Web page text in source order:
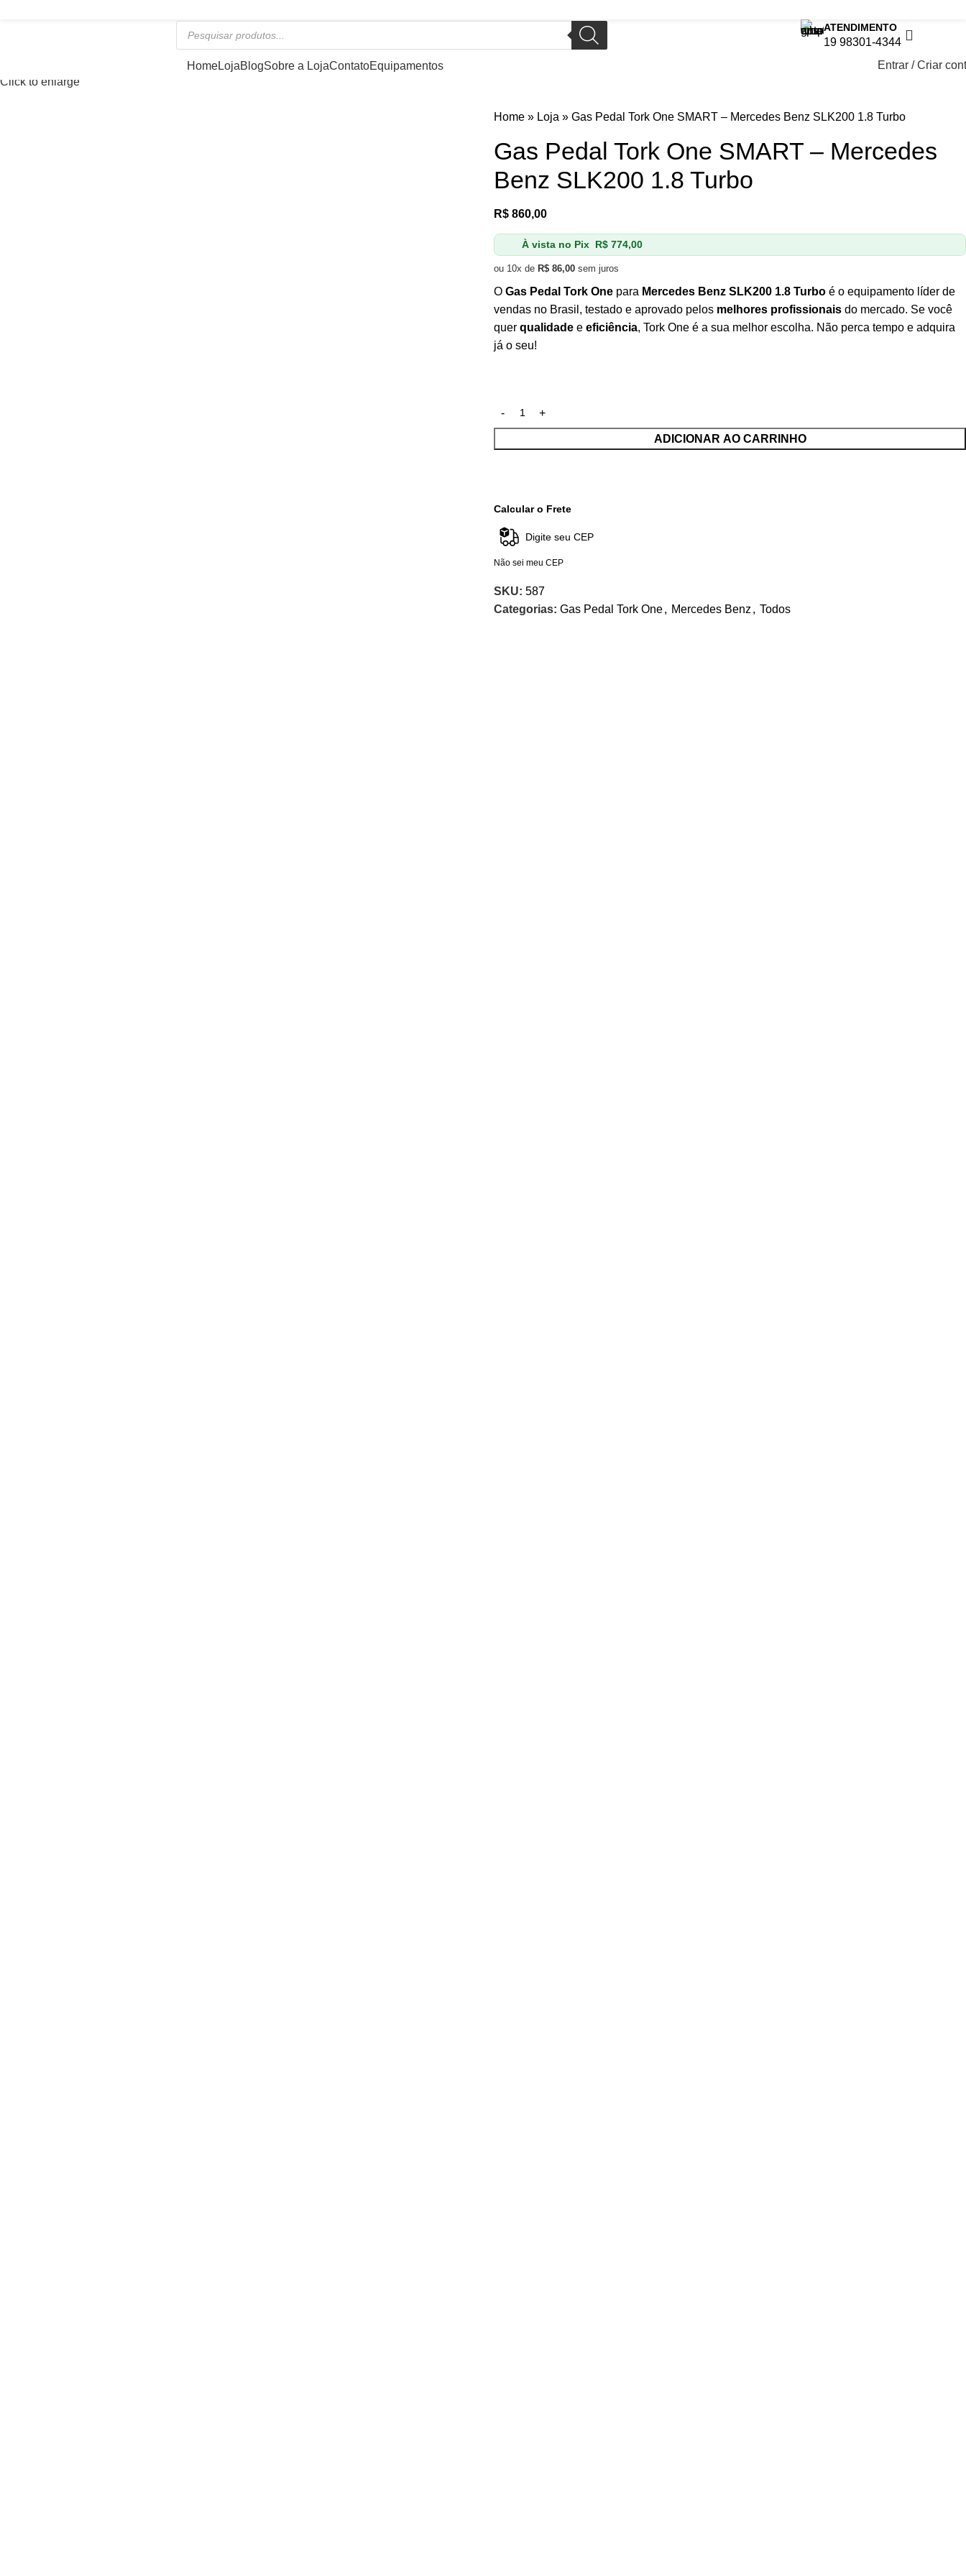
ATENDIMENTO
19 98301-4344
HomeLojaBlogSobre a LojaContatoEquipamentos
Entrar / Criar
Click to enlarge
Home » Loja » Gas Pedal Tork One SMART – Mercedes Benz SLK200 1.8 Turbo
Gas Pedal Tork One SMART – Mercedes
Benz SLK200 1.8 Turbo
R$ 860,00
À vista no Pix R$774,00
ou 10x de R$ 86,00 sem juros
O Gas Pedal Tork One para Mercedes Benz SLK200 1.8 Turbo é o equipamento líder de
vendas no Brasil, testado e aprovado pelos melhores profissionais do mercado. Se você
quer qualidade e eficiência, Tork One é a sua melhor escolha. Não perca tempo e adquira
já o seu!
ADICIONAR AO CARRINHO
Calcular o Frete
Não sei meu CEP
SKU: 587
Categorias: Gas Pedal Tork One, Mercedes Benz , Todos